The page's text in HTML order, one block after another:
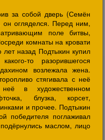
за собой дверь (Семён
он огляделся. Перед ним,
поле битвы,
комнаты на кровати
лет назад Подтыкин купил
то разорившегося
возлежала жена.
стягивала с неё
в художественном
блузка, корсет,
и прочее. Подтыкин
победителя поглаживал
маслом, лицо